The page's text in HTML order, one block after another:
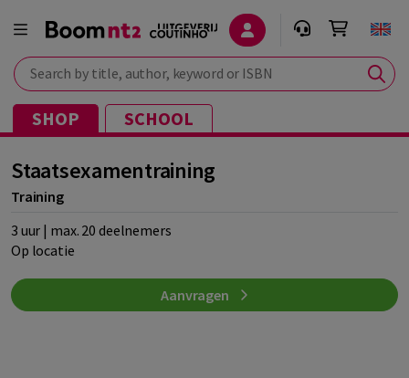
Search by title, author, keyword or ISBN
SHOP SCHOOL
Staatsexamentraining
Training
3 uur | max. 20 deelnemers
Op locatie
Aanvragen